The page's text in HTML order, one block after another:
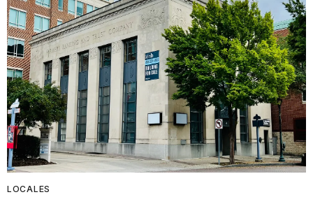
LOCALES